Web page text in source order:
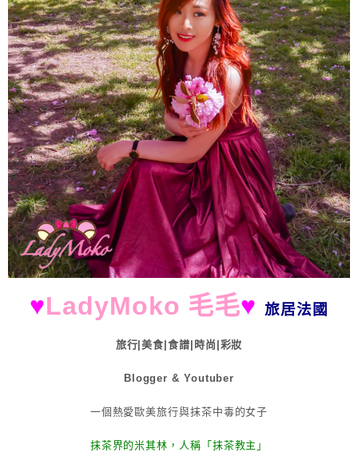
♥LadyMoko 毛毛♥ 旅居法國
旅行|美食|食譜|時尚|彩妝
Blogger & Youtuber
一個熱愛歐美旅行與抹茶中毒的女子
抹茶界的米其林，人稱「抹茶教主」